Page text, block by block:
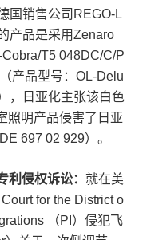
国销售公司REGO-L
产品是采用Zenaro
T5 048DC/C/P
产品型号：OL-Delu
，日亚化主张该白色
照明产品侵害了日亚
697 02 929）。
侵权诉讼： 就在美
for the District o
（PI）侵犯飞